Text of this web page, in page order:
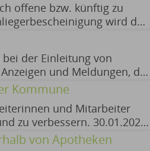
offene bzw. künftig zu
wird der
Grundstückes
der Einleitung von
und Meldungen, die
Kommune
und Mitarbeiter
zu verbessern. 30.01.2026
für Digitales (siehe
von Apotheken